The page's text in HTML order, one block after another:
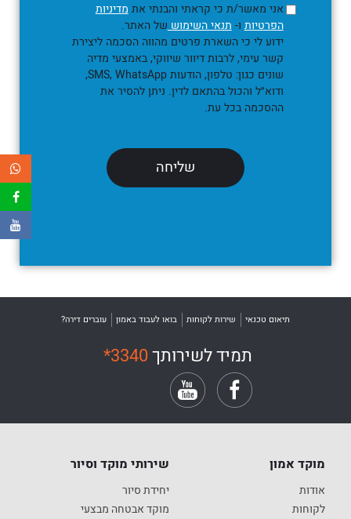
אני מאשר/ת כי קראתי והבנתי אתמדיניות
הפרטיותו-תנאי השימוששל האתר.
ידוע לי כי השארת פרטים מהווה הסכמה ליצירת
קשר עימי, לרבות דיוור שיווקי, באמצעי מדיה
שונים כגון: טלפון, הודעות SMS, WhatsApp,
ודוא״ל והכול בהתאם לדין. ניתן להסיר את
ההסכמה בכל עת.
תיאום טכנאי שירות לקוחות בואו לעבוד באמון עוברים דירה?
תמיד לשירותך*3340
מוקד אמון
אודות
לקוחות
שירותי מוקד וסיור
יחידת סיור
מוקד אבטחה מבצעי